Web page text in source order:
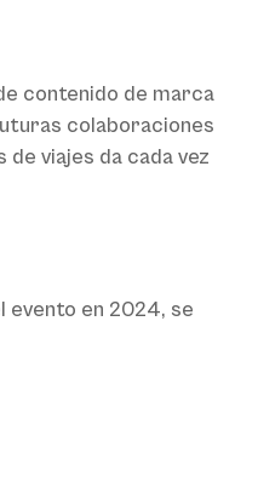
contenido de marca
colaboraciones
viajes da cada vez
evento en 2024, se